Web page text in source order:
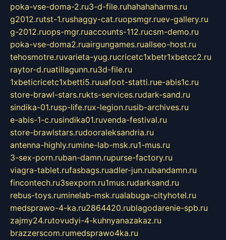
poka-vse-doma-2.ru3-d-file.ruhahahaharms.ru
g2012.rutst-1.rushaggy-cat.ruopsmgr.ruev-gallery.ru
g-2012.ruops-mgr.ruaccounts-112.rucsm-demo.ru
poka-vse-doma2.ruairgungames.ruallseo-host.ru
tehosmotre.ruvarieta-yug.rucricetc1xbetr1xbetcc2.ru
raytor-d.ruatillagunn.ru3d-file.ru
1xbeticricetc1xbetti5.ruuafoot-statti.rue-abis1c.ru
store-brawl-stars.rukts-services.rudark-sand.ru
sindika-01.rusp-life.rux-legion.rusib-archives.ru
e-abis-1-c.rusindika01.ruvenda-festival.ru
store-brawlstars.rudooraleksandria.ru
antenna-highly.rumine-lab-msk.ru1-mus.ru
3-sex-porn.ruban-damn.rupurse-factory.ru
viagra-tablet.rufasbags.ruadler-jun.rubandamn.ru
fincontech.ru3sexporn.ru1mus.rudarksand.ru
rebus-toys.ruminelab-msk.rualabuga-cityhotel.ru
medsprawo-4-ka.ru2864420.rublagodarenie-spb.ru
zajmy24.rutovudyi-4-kuhnyanazakaz.ru
brazzerscom.rumedsprawo4ka.ru